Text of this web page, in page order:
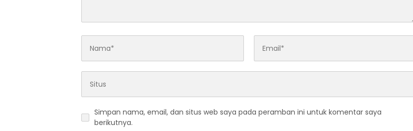
Simpan nama, email, dan situs web saya pada peramban ini untuk komentar saya
berikutnya.